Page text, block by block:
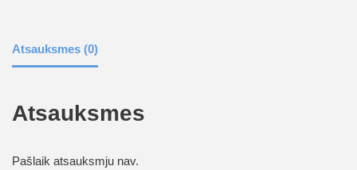
Atsauksmes (0)
Atsauksmes
Pašlaik atsauksmju nav.